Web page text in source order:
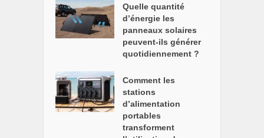
Quelle quantité
d’énergie les
panneaux solaires
peuvent-ils générer
quotidiennement ?
Comment les
stations
d’alimentation
portables
transforment